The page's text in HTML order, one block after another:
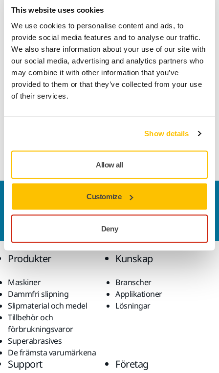
This website uses cookies
We use cookies to personalise content and ads, to
provide social media features and to analyse our traffic.
We also share information about your use of our site with
our social media, advertising and analytics partners who
may combine it with other information that you’ve
provided to them or that they’ve collected from your use
of their services.
Show details
Allow all
Customize
Deny
Spåra paket
Produktinformation
Teknisk specifikation
Shielded 10m cable for Mirka® Robotic sanders and
Vill du veta mer?Kontakta ossså besvarar vår
kundservice gärna dina frågor.
Produkter
Maskiner
Dammfri slipning
Slipmaterial och medel
Tillbehör och
förbrukningsvaror
Superabrasives
De främsta varumärkena
Kunskap
Branscher
Applikationer
Lösningar
Support Företag